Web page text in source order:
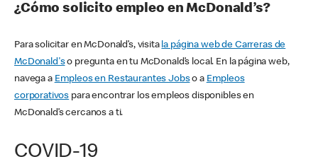
¿Cómo solicito empleo en McDonald’s?
Para solicitar en McDonald’s, visita la página web de Carreras de
McDonald'so pregunta en tu McDonald’s local. En la página web,
navega a Empleos en Restaurantes Jobso a Empleos
corporativos para encontrar los empleos disponibles en
McDonald’s cercanos a ti.
COVID-19